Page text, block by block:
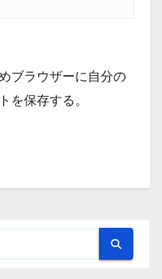
ブラウザーに自分の
を保存する。